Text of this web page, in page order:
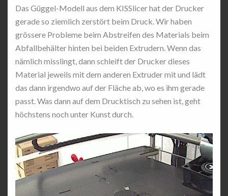
Das Güggel-Modell aus dem KISSlicer hat der Drucker
gerade so ziemlich zerstört beim Druck. Wir haben
grössere Probleme beim Abstreifen des Materials beim
Abfallbehälter hinten bei beiden Extrudern. Wenn das
nämlich misslingt, dann schleift der Drucker dieses
Material jeweils mit dem anderen Extruder mit und lädt
das dann irgendwo auf der Fläche ab, wo es ihm gerade
passt. Was dann auf dem Drucktisch zu sehen ist, geht
höchstens noch unter Kunst durch.